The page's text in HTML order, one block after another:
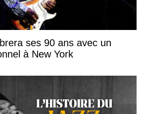
ses 90 ans avec un
à New York